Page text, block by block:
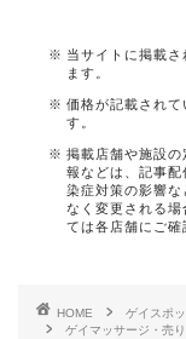
当サイトに掲載
ます。
価格が記載され
す。
掲載店舗や施設
報などは、記事
染症対策の影響
なく変更される
ては各店舗にご確
HOME ゲイスポ
ゲイマッサージ・売